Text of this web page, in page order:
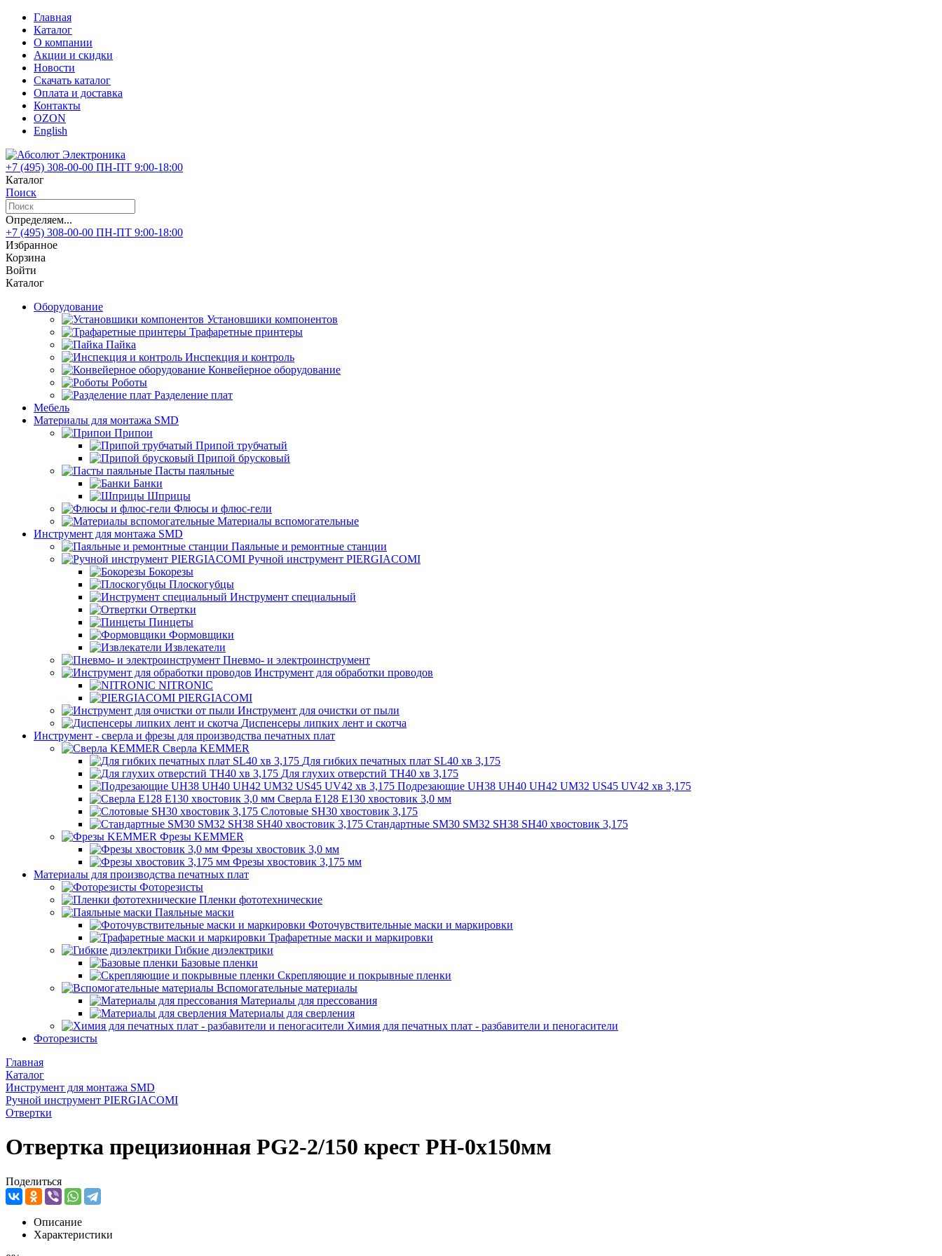
Главная
Каталог
О компании
Акции и скидки
Новости
Скачать каталог
Оплата и доставка
Контакты
OZON
English
+7 (495) 308-00-00 ПН-ПТ 9:00-18:00
Каталог
Поиск
Определяем...
+7 (495) 308-00-00 ПН-ПТ 9:00-18:00
Избранное
Корзина
Войти
Каталог
Оборудование
Установшики компонентов
Трафаретные принтеры
Пайка
Инспекция и контроль
Конвейерное оборудование
Роботы
Разделение плат
Мебель
Материалы для монтажа SMD
Припои
Припой трубчатый
Припой брусковый
Пасты паяльные
Банки
Шприцы
Флюсы и флюс-гели
Материалы вспомогательные
Инструмент для монтажа SMD
Паяльные и ремонтные станции
Ручной инструмент PIERGIACOMI
Бокорезы
Плоскогубцы
Инструмент специальный
Отвертки
Пинцеты
Формовщики
Извлекатели
Пневмо- и электроинструмент
Инструмент для обработки проводов
NITRONIC
PIERGIACOMI
Инструмент для очистки от пыли
Диспенсеры липких лент и скотча
Инструмент - сверла и фрезы для производства печатных плат
Сверла KEMMER
Для гибких печатных плат SL40 хв 3,175
Для глухих отверстий TH40 хв 3,175
Подрезающие UH38 UH40 UH42 UM32 US45 UV42 хв 3,175
Сверла E128 E130 хвостовик 3,0 мм
Слотовые SH30 хвостовик 3,175
Стандартные SM30 SM32 SH38 SH40 хвостовик 3,175
Фрезы KEMMER
Фрезы хвостовик 3,0 мм
Фрезы хвостовик 3,175 мм
Материалы для производства печатных плат
Фоторезисты
Пленки фототехнические
Паяльные маски
Фоточувствительные маски и маркировки
Трафаретные маски и маркировки
Гибкие диэлектрики
Базовые пленки
Скрепляющие и покрывные пленки
Вспомогательные материалы
Материалы для прессования
Материалы для сверления
Химия для печатных плат - разбавители и пеногасители
Фоторезисты
Главная
Каталог
Инструмент для монтажа SMD
Ручной инструмент PIERGIACOMI
Отвертки
Отвертка прецизионная PG2-2/150 крест РН-0х150мм
Поделиться
Описание
Характеристики